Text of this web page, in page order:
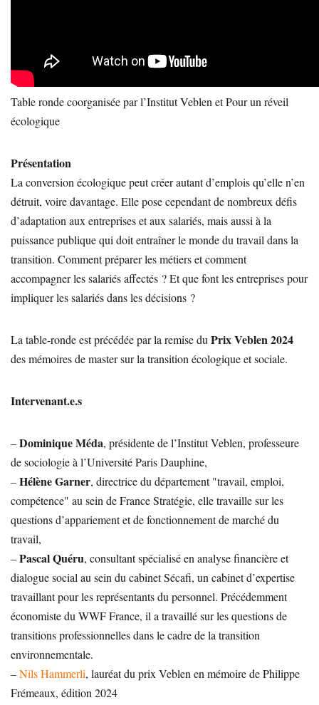
Table ronde coorganisée par l’Institut Veblen et Pour un réveil
écologique
Présentation
La conversion écologique peut créer autant d’emplois qu’elle n’en
détruit, voire davantage. Elle pose cependant de nombreux défis
d’adaptation aux entreprises et aux salariés, mais aussi à la
puissance publique qui doit entraîner le monde du travail dans la
transition. Comment préparer les métiers et comment
accompagner les salariés affectés ? Et que font les entreprises pour
impliquer les salariés dans les décisions ?
La table-ronde est précédée par la remise du Prix Veblen 2024
des mémoires de master sur la transition écologique et sociale.
Intervenant.e.s
–Dominique Méda, présidente de l’Institut Veblen, professeure
de sociologie à l’Université Paris Dauphine,
–Hélène Garner, directrice du département "travail, emploi,
compétence" au sein de France Stratégie, elle travaille sur les
questions d’appariement et de fonctionnement de marché du
travail,
–Pascal Quéru, consultant spécialisé en analyse financière et
dialogue social au sein du cabinet Sécafi, un cabinet d’expertise
travaillant pour les représentants du personnel. Précédemment
économiste du WWF France, il a travaillé sur les questions de
transitions professionnelles dans le cadre de la transition
environnementale.
–Nils Hammerli, lauréat du prix Veblen en mémoire de Philippe
Frémeaux, édition 2024